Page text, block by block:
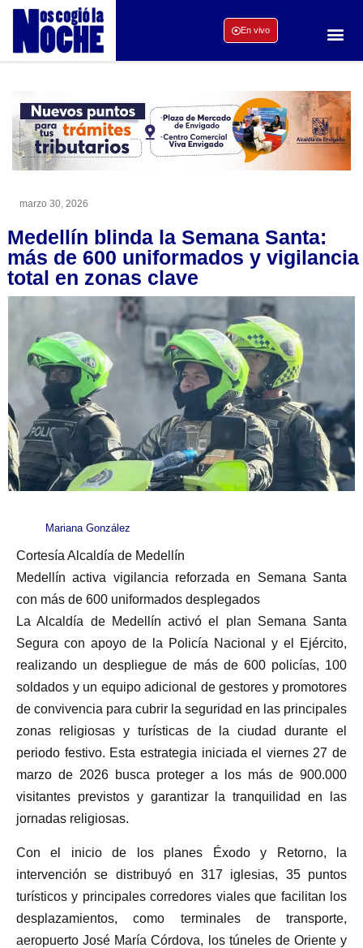
En vivo
marzo 30, 2026
Medellín blinda la Semana Santa:
más de 600 uniformados y vigilancia
total en zonas clave
Mariana González
Cortesía Alcaldía de Medellín
Medellín activa vigilancia reforzada en Semana Santa
con más de 600 uniformados desplegados
La Alcaldía de Medellín activó el plan Semana Santa
Segura con apoyo de la Policía Nacional y el Ejército,
realizando un despliegue de más de 600 policías, 100
soldados y un equipo adicional de gestores y promotores
de convivencia para cubrir la seguridad en las principales
zonas religiosas y turísticas de la ciudad durante el
periodo festivo. Esta estrategia iniciada el viernes 27 de
marzo de 2026 busca proteger a los más de 900.000
visitantes previstos y garantizar la tranquilidad en las
jornadas religiosas.
Con el inicio de los planes Éxodo y Retorno, la
intervención se distribuyó en 317 iglesias, 35 puntos
turísticos y principales corredores viales que facilitan los
desplazamientos, como terminales de transporte,
aeropuerto José María Córdova, los túneles de Oriente y